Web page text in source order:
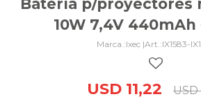
Batería p/proyectores
10W 7,4V 440mAh
Ixec | IX1583-
USD 11,22 USD